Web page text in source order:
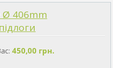
Ø 406mm
450,00 грн.